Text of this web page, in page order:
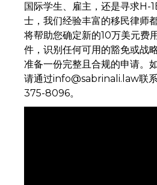
国际学生、雇主，还是寻求H-
士，我们经验丰富的移民律师
将帮助您确定新的10万美元费
件，识别任何可用的豁免或战
准备一份完整且合规的申请。
请通过info@sabrinali.law联
375-8096。